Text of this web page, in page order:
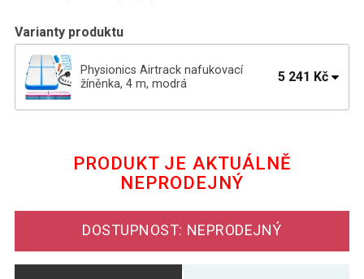
Varianty produktu
Physionics Airtrack nafukovací
žíněnka, 4 m, modrá
5 241 Kč
Physionics Airtrack nafukovací žíněnka,
PRODUKT JE AKTUÁLNĚ
NEPRODEJNÝ
DOSTUPNOST: NEPRODEJNÝ